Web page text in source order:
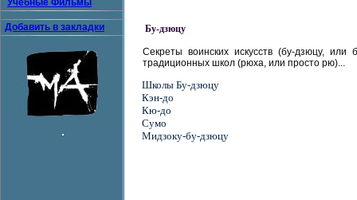
Учебные Фильмы
Добавить в закладки Бу-дзюцу
Секреты воинских искусств (бу-дзюцу,
традиционных школ (рюха, или просто рю)...
Школы Бу-дзюцу
Кэн-до
Кю-до
Сумо
Мидзоку-бу-дзюцу